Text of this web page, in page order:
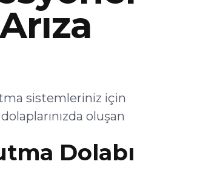
sistemleriniz için
oluşan
Dolabı